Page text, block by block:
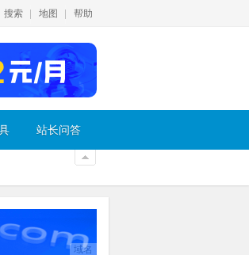
搜索 地图 帮助
站长问答
域名